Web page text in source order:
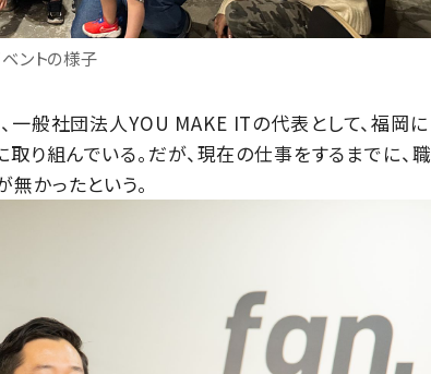
ントの様子
一般社団法人YOU MAKE ITの代表として、福岡に
組んでいる。だが、現在の仕事をするまでに、職
かったという。